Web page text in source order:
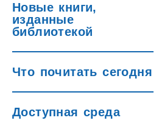
Новые книги,
изданные
библиотекой
Что почитать сегодня
Доступная среда